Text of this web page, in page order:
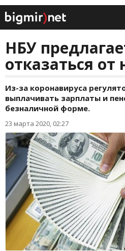
НБУ
отказаться от
Из-за коронавируса
выплачивать зарплаты и
безналичной форме.
23 марта 2020, 02:27